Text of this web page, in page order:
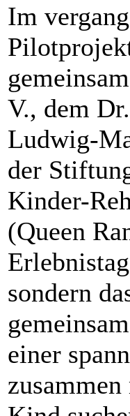
Im
V., dem
Ludwig-
der
Kinder-
(Queen
sondern
einer